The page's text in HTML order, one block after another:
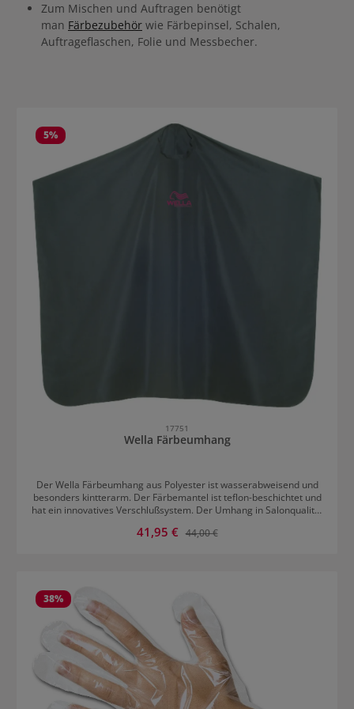
Igora Royal Modeton deiner Wahl. Resultate mit Schwarzkopf Igora
Royal Hohe Farbintensität Perfekter Farbausgleich auch auf
porösem Haar Bis zu 100% Weißabdeckung Ultimativer Farberhalt
Absolute Strähnentreue
Zum Mischen und Auftragen benötigt
man Färbezubehör wie Färbepinsel, Schalen,
Auftrageflaschen, Folie und Messbecher.
5%
17751
Wella Färbeumhang
Der Wella Färbeumhang aus Polyester ist wasserabweisend und
besonders kintterarm. Der Färbemantel ist teflon-beschichtet und
hat ein innovatives Verschlußsystem. Der Umhang in Salonqualität
Verkaufspreis:
41,95 € Regulärer Preis:
44,00 €
38%